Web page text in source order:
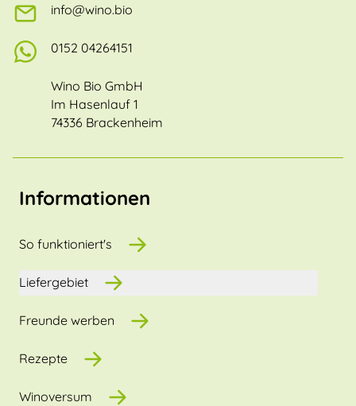
info@wino.bio
0152 04264151
Wino Bio GmbH
Im Hasenlauf 1
74336 Brackenheim
Informationen
So funktioniert's
Liefergebiet
Freunde werben
Rezepte
Winoversum